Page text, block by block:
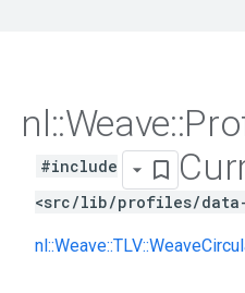
nl::Weave::
#include
<src/lib/profiles/data-